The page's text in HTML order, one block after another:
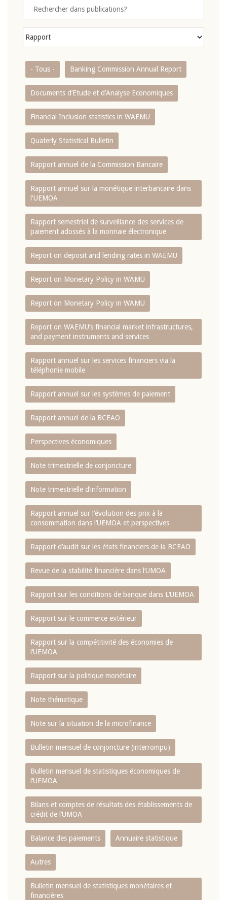
- Tous - Banking Commission Annual Report
Documents d’Etude et d’Analyse Economiques
Financial Inclusion statistics in WAEMU
Quaterly Statistical Bulletin
Rapport annuel de la Commission Bancaire
Rapport annuel sur la monétique interbancaire dans
l'UEMOA
Rapport semestriel de surveillance des services de
paiement adossés à la monnaie électronique
Report on deposit and lending rates in WAEMU
Report on Monetary Policy in WAMU
Report on Monetary Policy in WAMU
Report on WAEMU’s financial market infrastructures,
and payment instruments and services
Rapport annuel sur les services financiers via la
téléphonie mobile
Rapport annuel sur les systèmes de paiement
Rapport annuel de la BCEAO
Perspectives économiques
Note trimestrielle de conjoncture
Note trimestrielle d‘information
Rapport annuel sur l‘évolution des prix à la
consommation dans l‘UEMOA et perspectives
Rapport d‘audit sur les états financiers de la BCEAO
Revue de la stabilité financière dans l‘UMOA
Rapport sur les conditions de banque dans L‘UEMOA
Rapport sur le commerce extérieur
Rapport sur la compétitivité des économies de
l‘UEMOA
Rapport sur la politique monétaire
Note thématique
Note sur la situation de la microfinance
Bulletin mensuel de conjoncture (interrompu)
Bulletin mensuel de statistiques économiques de
l‘UEMOA
Bilans et comptes de résultats des établissements de
crédit de l‘UMOA
Balance des paiements Annuaire statistique
Autres
Bulletin mensuel de statistiques monétaires et
financières